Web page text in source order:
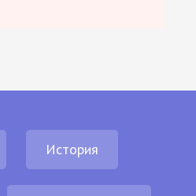
История